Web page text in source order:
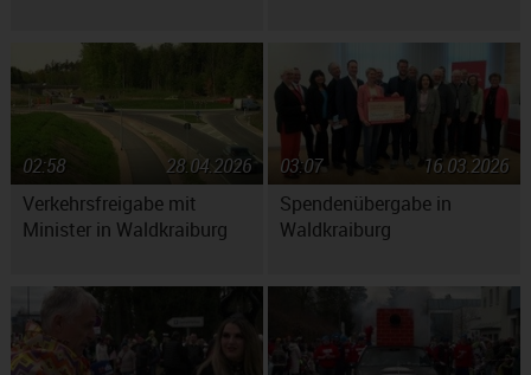
Verkehrsfreigabe mit
Minister in Waldkraiburg
28.04.2026
02:58
Spendenübergabe in
Waldkraiburg
16.03.2026
03:07